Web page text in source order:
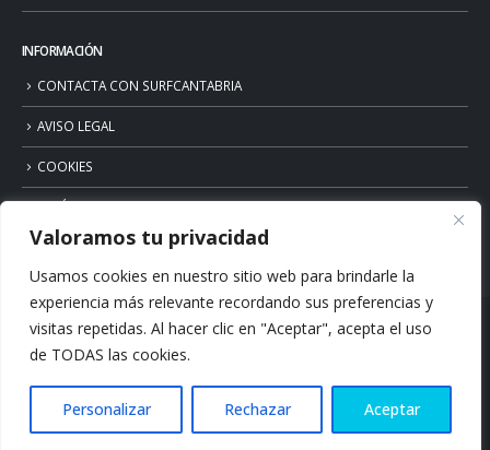
Valoramos tu privacidad
Usamos cookies en nuestro sitio web para brindarle la
experiencia más relevante recordando sus preferencias y
visitas repetidas. Al hacer clic en "Aceptar", acepta el uso
de TODAS las cookies.
Personalizar Rechazar Aceptar
INFORMACIÓN
CONTACTA CON SURFCANTABRIA
AVISO LEGAL
COOKIES
POLÍTICA DE PRIVACIDAD
© Copyright 2026. Surfcantabria.com. All Rights Reserved.